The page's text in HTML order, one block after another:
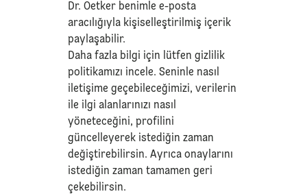
Dr. Oetker benimle e-posta
aracılığıyla kişiselleştirilmiş içerik
paylaşabilir.
Daha fazla bilgi için lütfengizlilik
politikamızı incele. Seninle nasıl
iletişime geçebileceğimizi, verilerin
ile ilgi alanlarınızı nasıl
yöneteceğini, profilini
güncelleyerek istediğin zaman
değiştirebilirsin. Ayrıca onaylarını
istediğin zaman tamamen geri
çekebilirsin.